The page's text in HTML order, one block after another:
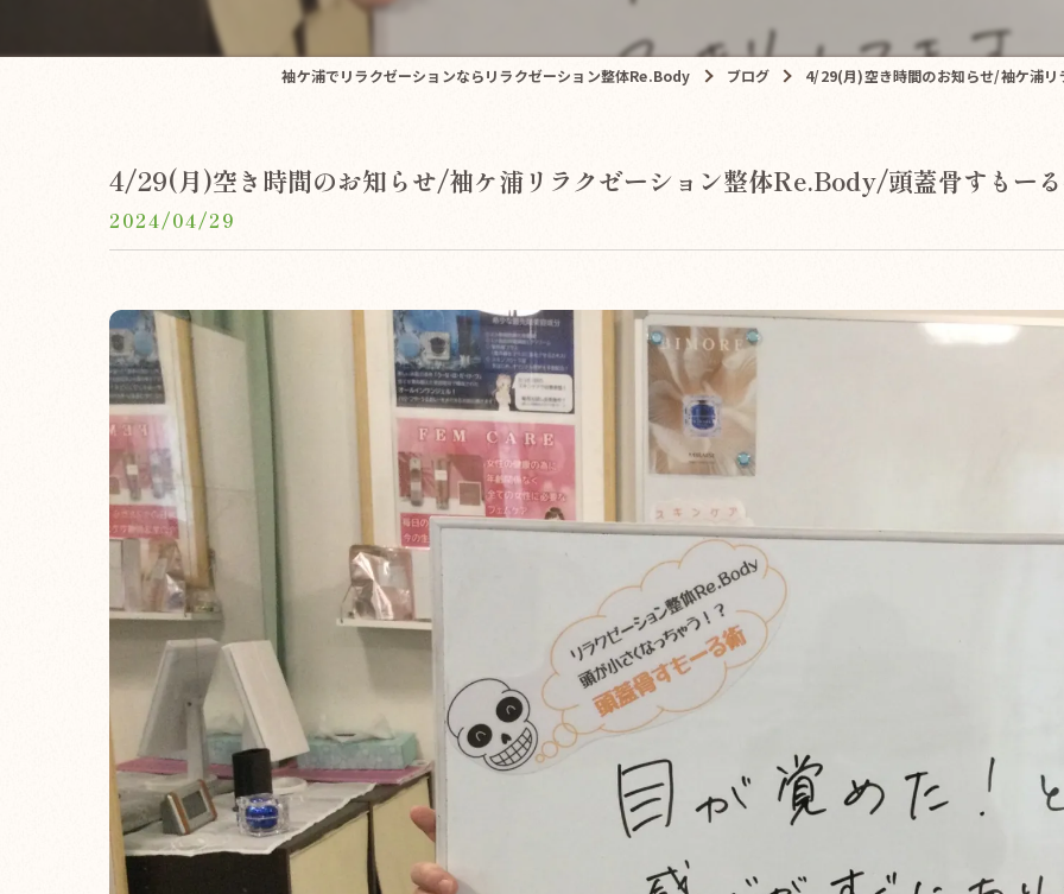
袖ケ浦でリラクゼーションならリラクゼーション整体Re.Body ブログ 4/29(月)空き時間のお知らせ/袖ケ浦
4/29(月)空き時間のお知らせ/袖ケ浦リラクゼーション整体Re.Body/頭蓋骨すもー
2024/04/29